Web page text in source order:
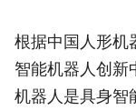
根据中国人形机
智能机器人创新
机器人是具身智